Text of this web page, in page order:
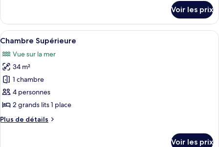
Chambre
Familiale
le
type
de
Chambre
Familiale
Voir les prix
Afficher
toutes
les
photos
pour
ce
type
chambre :
Une chambre d’hôtel avec un lit, un
1
Chambre Supérieure
Vue sur la mer
34 m²
1 chambre
4 personnes
2 grands lits 1 place
Plus de détails
Plus
Voir les prix